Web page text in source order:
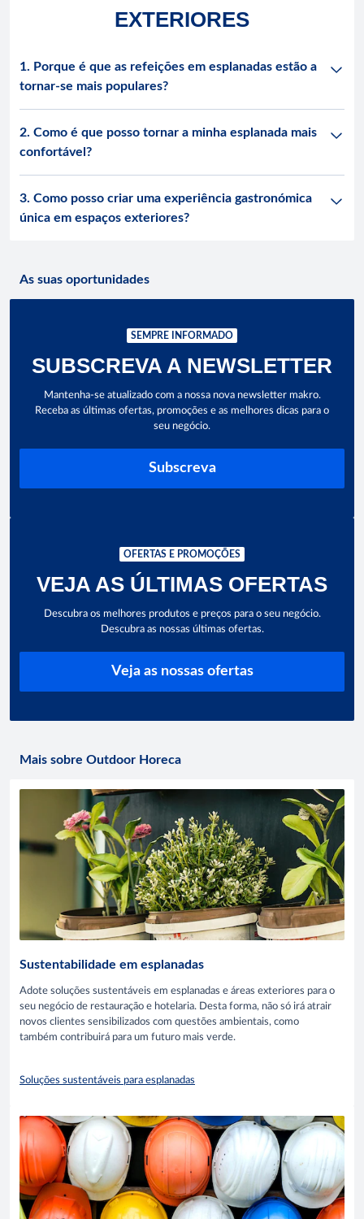
EXTERIORES
1. Porque é que as refeições em esplanadas estão a
tornar-se mais populares?
2. Como é que posso tornar a minha esplanada mais
confortável?
3. Como posso criar uma experiência gastronómica
única em espaços exteriores?
As suas oportunidades
SEMPRE INFORMADO
SUBSCREVA A NEWSLETTER
Mantenha-se atualizado com a nossa nova newsletter makro.
Receba as últimas ofertas, promoções e as melhores dicas para o
seu negócio.
Subscreva
OFERTAS E PROMOÇÕES
VEJA AS ÚLTIMAS OFERTAS
Descubra os melhores produtos e preços para o seu negócio.
Descubra as nossas últimas ofertas.
Veja as nossas ofertas
Mais sobre Outdoor Horeca
Sustentabilidade em esplanadas
Adote soluções sustentáveis em esplanadas e áreas exteriores para o
seu negócio de restauração e hotelaria. Desta forma, não só irá atrair
novos clientes sensibilizados com questões ambientais, como
também contribuirá para um futuro mais verde.
Soluções sustentáveis para esplanadas